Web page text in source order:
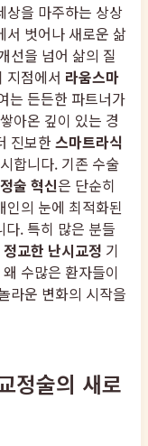
상을 마주하는 상상
서 벗어나 새로운 삶
선을 넘어 삶의 질
지점에서 라움스마
는 든든한 파트너가
아온 깊이 있는 경
진보한스마트라식
합니다. 기존 수술
술 혁신은 단순히
인의 눈에 최적화된
. 특히 많은 분들
정교한 난시교정 기
수많은 환자들이
라운 변화의 시작을
정술의 새로